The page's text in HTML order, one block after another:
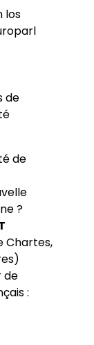
los
de
de
?
Chartes,
de
: